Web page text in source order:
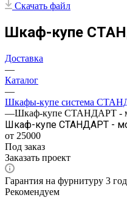
Скачать файл
Шкаф-купе
Доставка
—
Каталог
—
Шкафы-купе система
—Шкаф-купе СТАНДАРТ -
Шкаф-купе СТАНДАРТ -
от 25000
Под заказ
Заказать проект
Гарантия на фурнитуру 3
Рекомендуем